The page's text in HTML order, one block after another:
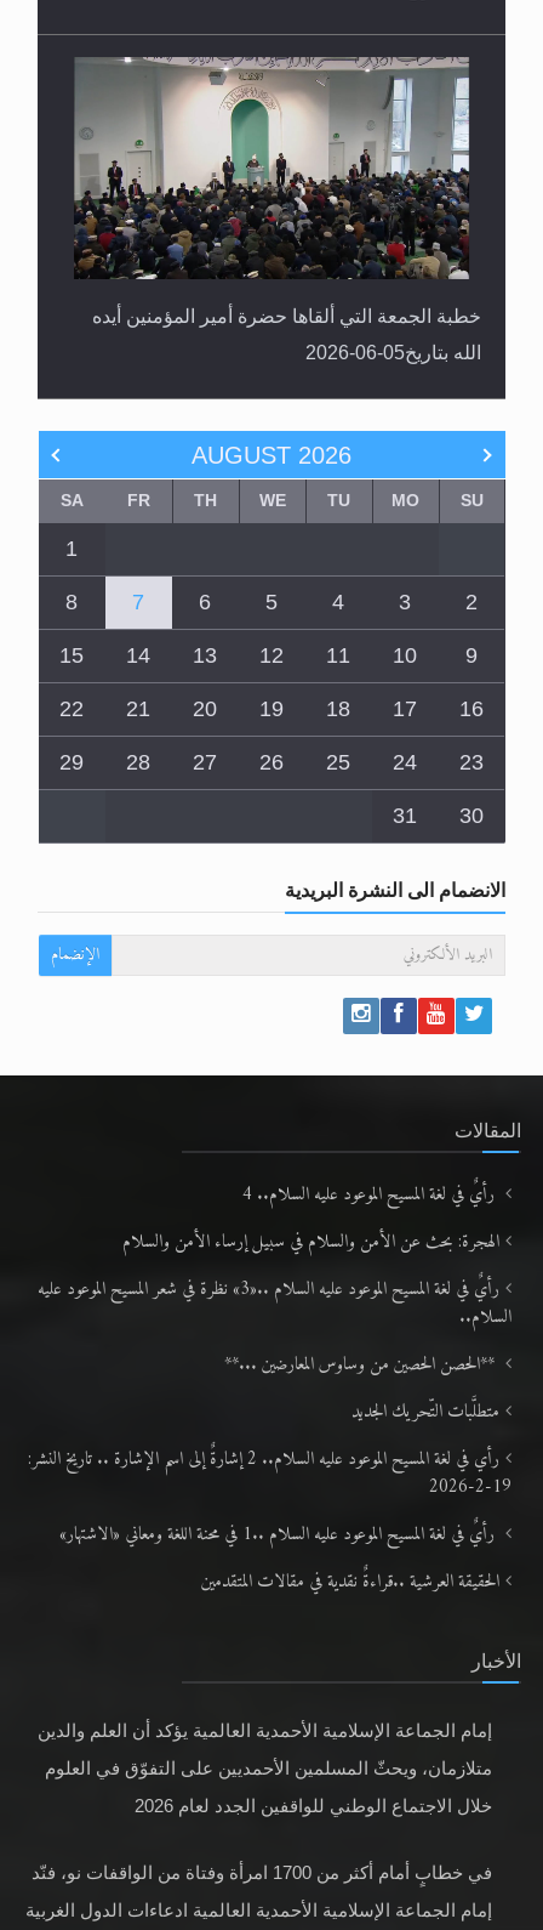
خطبة الجمعة التي ألقاها حضرة أمير المؤمنين أيده
الله بتاريخ05-06-2026
AUGUST 2026
SU
MO
TU
WE
TH
FR
SA
1
2
3
4
5
6
7
8
9
10
11
12
13
14
15
16
17
18
19
20
21
22
23
24
25
26
27
28
29
30
31
الانضمام الى النشرة البريدية
الإنضمام
المقالات
رأيٌ في لغة المسيح الموعود عليه السلام.. 4
الهجرة: بحث عن الأمن والسلام في سبيل إرساء الأمن والسلام
رأيٌ في لغة المسيح الموعود عليه السلام ..«3» نظرة في شعر المسيح الموعود عليه
السلام..
**الحصن الحصين من وساوس المعارضين ...**
متطلَّبات التّحريك الجديد
رأي في لغة المسيح الموعود عليه السلام.. 2 إشارةٌ إلى اسم الإشارة .. تاريخ النشر:
19-2-2026
رأيٌ في لغة المسيح الموعود عليه السلام ..1 في محنة اللغة ومعاني «الاشتهار»
الحقيقة العرشية ..قراءةٌ نقدية في مقالات المتقدمين
الأخبار
إمام الجماعة الإسلامية الأحمدية العالمية يؤكد أن العلم والدين
متلازمان، ويحثّ المسلمين الأحمديين على التفوّق في العلوم
خلال الاجتماع الوطني للواقفين الجدد لعام 2026
في خطابٍ أمام أكثر من 1700 امرأة وفتاة من الواقفات نو، فنّد
إمام الجماعة الإسلامية الأحمدية العالمية ادعاءات الدول الغربية